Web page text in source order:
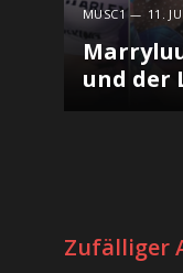
MUSC1 11.
und der
Zufälliger